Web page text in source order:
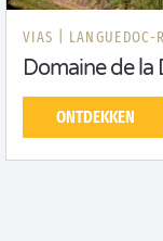
VIAS | LANGUEDOC-
Domaine de la
ONTDEKKEN